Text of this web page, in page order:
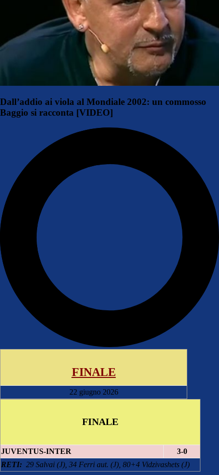
Dall’addio ai viola al Mondiale 2002: un commosso
Baggio si racconta [VIDEO]
FINALE
22 giugno 2026
FINALE
JUVENTUS-INTER
3-0
RETI: 29 Salvai (J), 34 Ferri aut. (J), 80+4 Vidzivashets (J)